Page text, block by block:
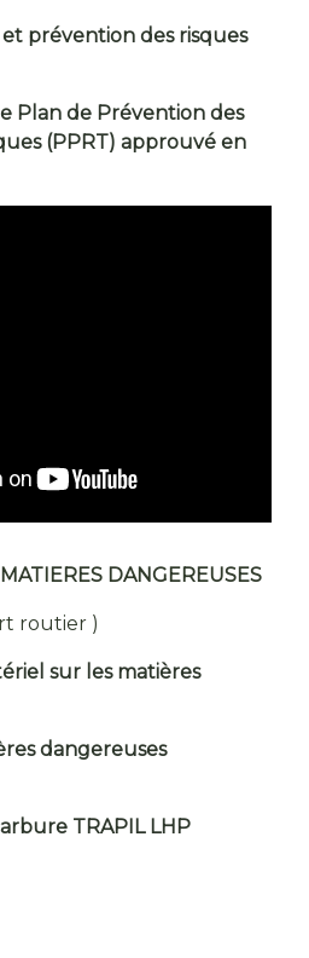
prévention des risques
Plan de Prévention des
(PPRT) approuvé en
DANGEREUSES
routier )
sur les matières
dangereuses
TRAPIL LHP